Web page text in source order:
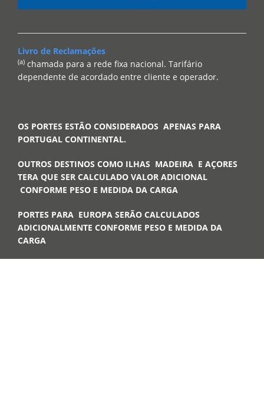
Livro de Reclamações
(a) chamada para a rede fixa nacional. Tarifário
dependente de acordado entre cliente e operador.
OS PORTES ESTÃO CONSIDERADOS APENAS PARA
PORTUGAL CONTINENTAL.
OUTROS DESTINOS COMO ILHAS MADEIRA E AÇORES
TERA QUE SER CALCULADO VALOR ADICIONAL
CONFORME PESO E MEDIDA DA CARGA
PORTES PARA EUROPA SERÃO CALCULADOS
ADICIONALMENTE CONFORME PESO E MEDIDA DA
CARGA